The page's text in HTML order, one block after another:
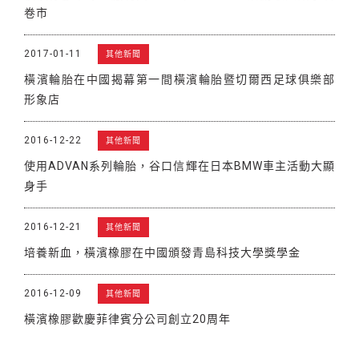
卷市
2017-01-11 其他新聞
橫濱輪胎在中國揭幕第一間橫濱輪胎暨切爾西足球俱樂部
形象店
2016-12-22 其他新聞
使用ADVAN系列輪胎，谷口信輝在日本BMW車主活動大顯
身手
2016-12-21 其他新聞
培養新血，橫濱橡膠在中國頒發青島科技大學獎學金
2016-12-09 其他新聞
橫濱橡膠歡慶菲律賓分公司創立20周年